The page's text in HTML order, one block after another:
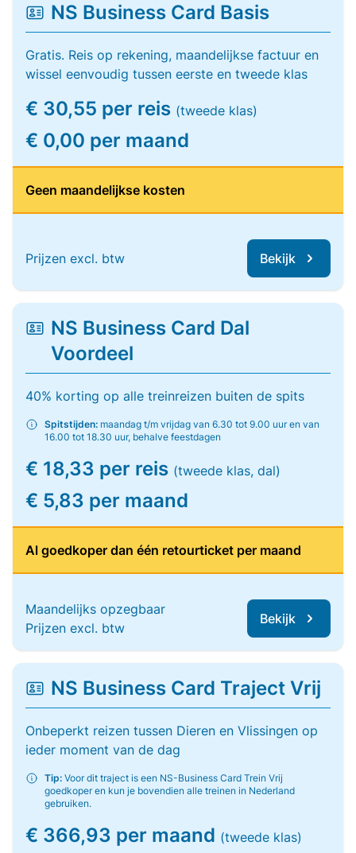
NS Business Card Basis
Gratis. Reis op rekening, maandelijkse factuur en
wissel eenvoudig tussen eerste en tweede klas
€ 30,55 per reis (tweede klas)
€ 0,00 per maand
Geen maandelijkse kosten
Prijzen excl. btw Bekijk
NS Business Card Dal
Voordeel
40% korting op alle treinreizen buiten de spits
Spitstijden: maandag t/m vrijdag van 6.30 tot 9.00 uur en van
16.00 tot 18.30 uur, behalve feestdagen
€ 18,33 per reis (tweede klas, dal)
€ 5,83 per maand
Al goedkoper dan één retourticket per maand
Maandelijks opzegbaar
Prijzen excl. btw
Bekijk
NS Business Card Traject Vrij
Onbeperkt reizen tussen Dieren en Vlissingen op
ieder moment van de dag
Tip: Voor dit traject is een NS-Business Card Trein Vrij
goedkoper en kun je bovendien alle treinen in Nederland
gebruiken.
€ 366,93 per maand (tweede klas)